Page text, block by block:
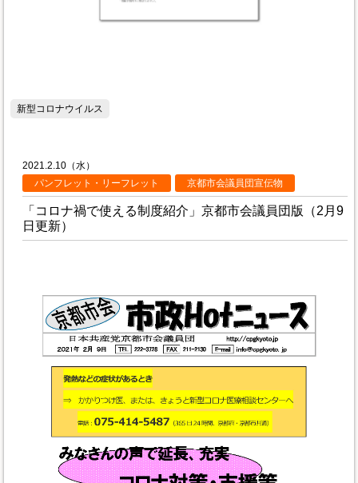
新型コロナウイルス
2021.2.10（水）
パンフレット・リーフレット
京都市会議員団宣伝物
「コロナ禍で使える制度紹介」京都市会議員団版（2月9
日更新）